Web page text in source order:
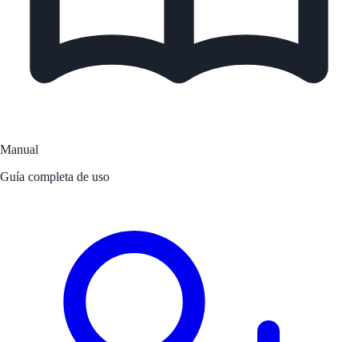
Manual
Guía completa de uso